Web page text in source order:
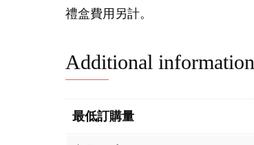
禮盒費用另計。
Additional information
最低訂購量